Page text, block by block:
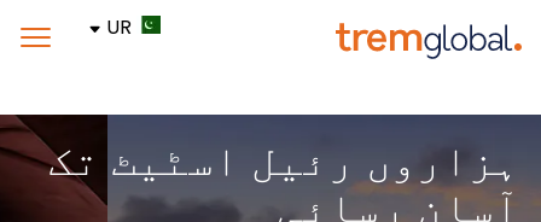
UR
ہزاروں رئیل اسٹیٹ تک
آسان رسائی